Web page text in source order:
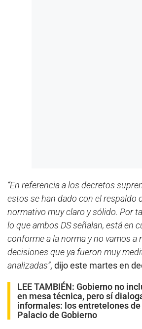
“En referencia a los decretos
estos se han dado con el respaldo
normativo muy claro y sólido. Por
lo que ambos DS señalan, está en
conforme a la norma y no vamos a
decisiones que ya fueron muy
analizadas”, dijo este martes en
LEE TAMBIÉN: Gobierno no
en mesa técnica, pero sí
informales: los entretelones
Palacio de Gobierno